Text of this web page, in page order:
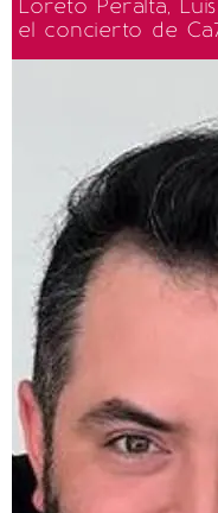
Loreto Peralta,
el concierto de